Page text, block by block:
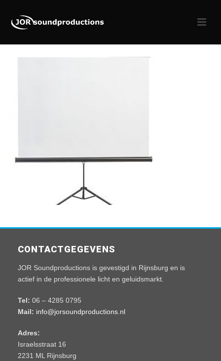
CONTACTGEGEVENS
JOR Soundproductions is gevestigd in Rijnsburg en is
actief in de professionele licht en geluidsmarkt.
Tel: 06 – 4285 0795
Mail: info@jorsoundproductions.nl
Adres:
Israelsstraat 16
2231 ML Rijnsburg